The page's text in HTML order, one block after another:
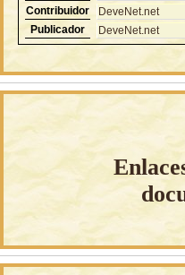
Contribuidor
DeveNet.net
Publicador
DeveNet.net